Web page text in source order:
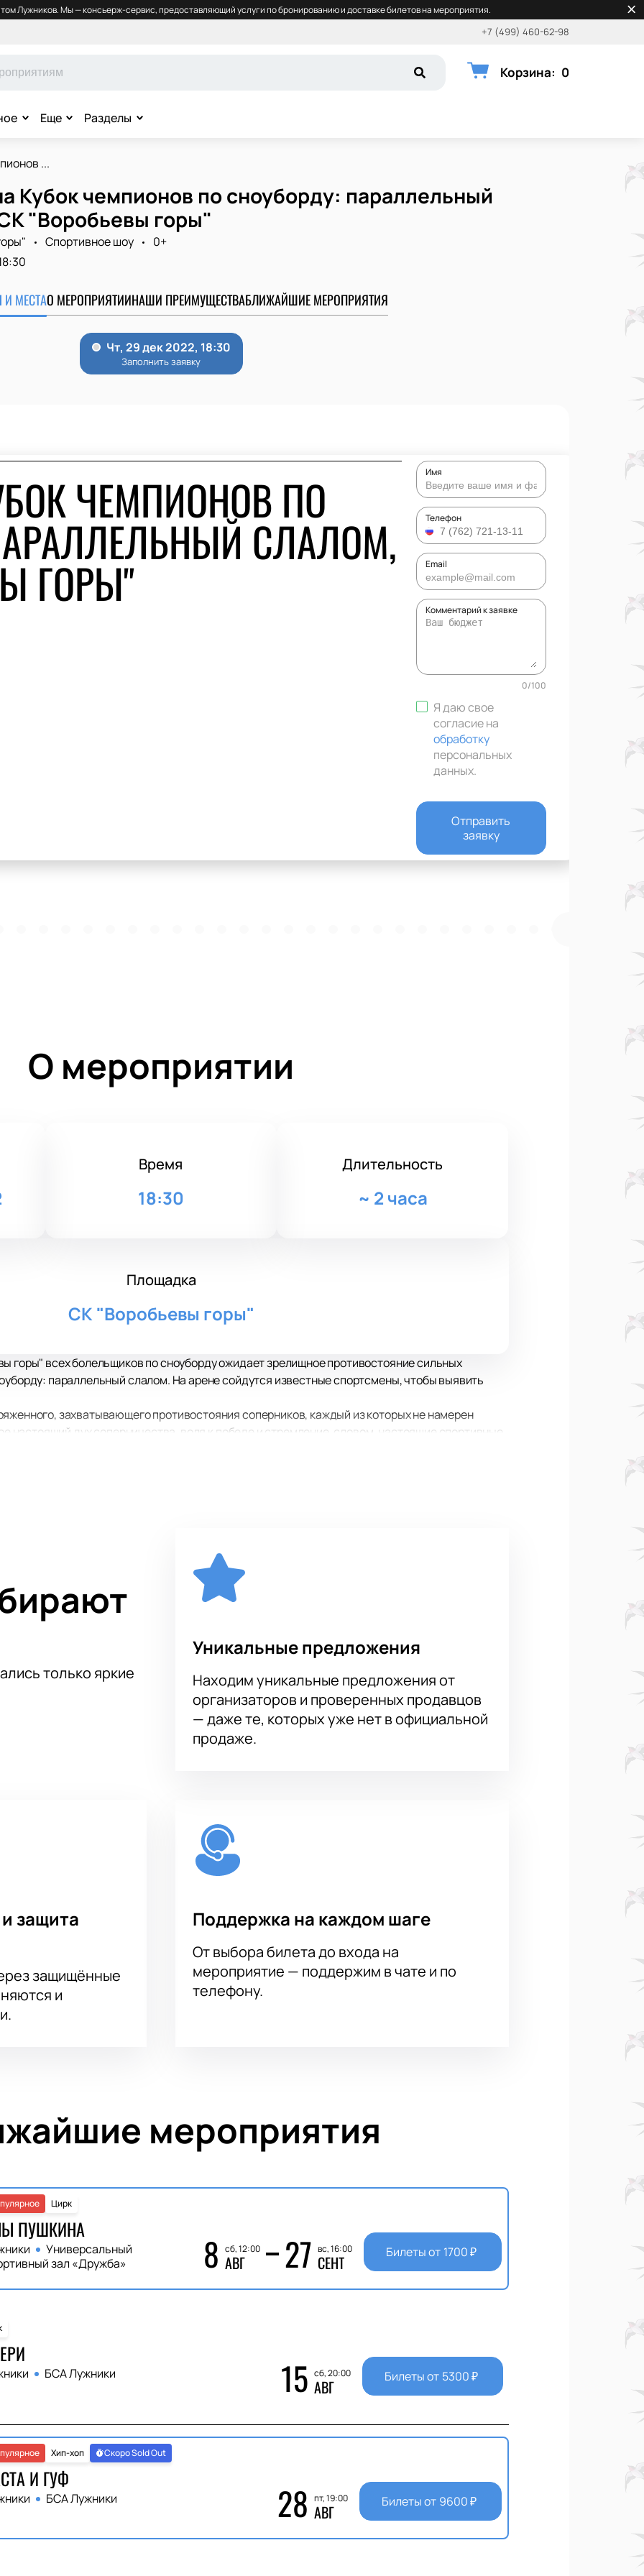
Лужников. Мы — консьерж-сервис, предоставляющий услуги по бронированию и доставке билетов на мероприятия.
+7 (499) 460-62-98
Корзина: 0
Еще Разделы
...
Кубок чемпионов по сноуборду: параллельный
"Воробьевы горы"
Спортивное шоу
0+
МЕСТАО МЕРОПРИЯТИИНАШИ ПРЕИМУЩЕСТВАБЛИЖАЙШИЕ МЕРОПРИЯТИЯ
ЧЕМПИОНОВ ПО
СЛАЛОМ,
ГОРЫ"
Имя
Телефон
Email
Комментарий к заявке
0/100
Я даю свое
согласие на
обработку
персональных
данных.
Отправить
заявку
О мероприятии
Время
18:30
Длительность
~ 2 часа
Площадка
СК "Воробьевы горы"
горы" всех болельщиков по сноуборду ожидает зрелищное противостояние сильных
параллельный слалом. На арене сойдутся известные спортсмены, чтобы выявить
захватывающего противостояния соперников, каждый из которых не намерен
настоящий дух соперничества, воля к победе и стремление, словом, настоящие спортивные
только яркие
Уникальные предложения
Находим уникальные предложения от
организаторов и проверенных продавцов
— даже те, которых уже нет в официальной
продаже.
защита
защищённые
и
Поддержка на каждом шаге
От выбора билета до входа на
мероприятие — поддержим в чате и по
телефону.
мероприятия
Цирк
ПУШКИНА
Универсальный
зал «Дружба»
8 сб, 12:00
АВГ 27 вс, 16:00
СЕНТ Билеты от 1700₽
БСА Лужники 15 сб, 20:00
АВГ Билеты от 5300₽
Хип-хоп Скоро Sold Out
И ГУФ
БСА Лужники 28 пт, 19:00
АВГ Билеты от 9600₽